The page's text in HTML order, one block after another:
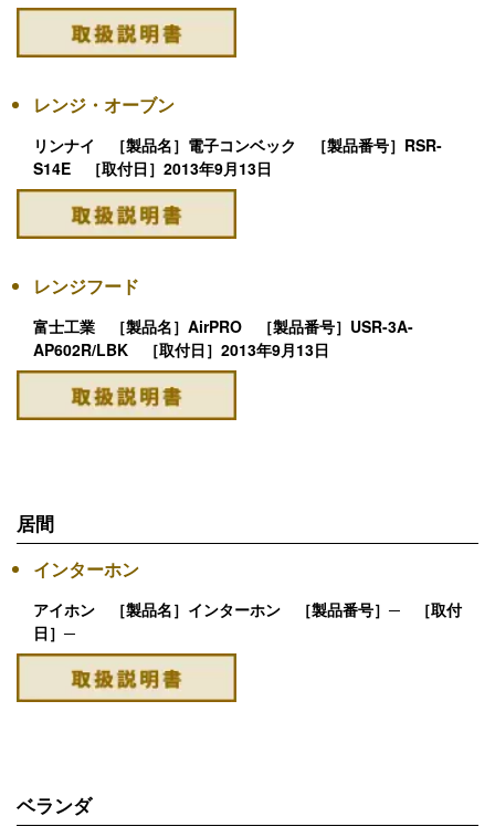
レンジ・オーブン
リンナイ ［製品名］電子コンベック ［製品番号］RSR-
S14E ［取付日］2013年9月13日
レンジフード
富士工業 ［製品名］AirPRO ［製品番号］USR-3A-
AP602R/LBK ［取付日］2013年9月13日
居間
インターホン
アイホン ［製品名］インターホン ［製品番号］─ ［取付
日］─
ベランダ